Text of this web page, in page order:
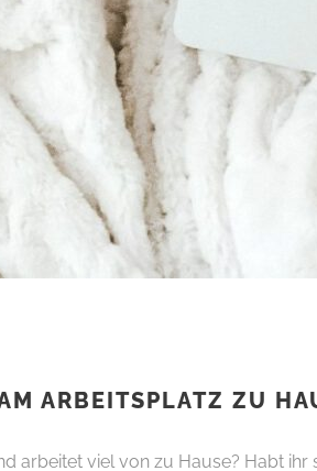
ARBEITSPLATZ ZU
arbeitet viel von zu Hause? Habt